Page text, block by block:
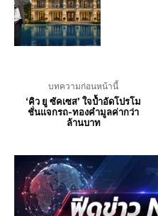
บทความก่อนหน้านี้
‘คิว ยู ซัคเซส’ ใจป้ำอัดโปรโม
ชั่นแจกรถ-ทองคำมูลค่ากว่า
ล้านบาท